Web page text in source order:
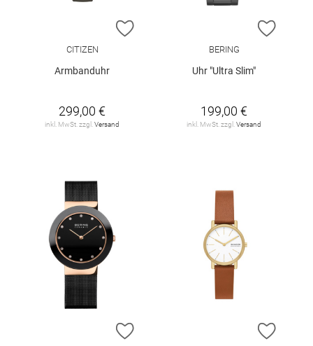
ZUR WUNSCHLISTE HINZUFÜGEN
CITIZEN
Armbanduhr
299,00 €
inkl. MwSt. zzgl. Versand
ZUR
BERING
Uhr "Ultra Slim"
199,00 €
inkl. MwSt. zzgl. Versand
ZUR WUNSCHLISTE HINZUFÜGEN
ZUR